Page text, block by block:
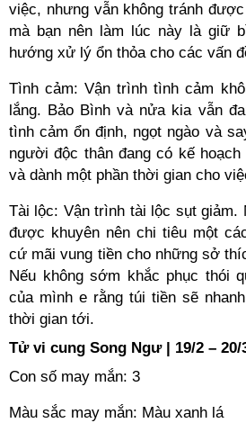
việc, nhưng vẫn không tránh
mà bạn nên làm lúc này là giữ
hướng xử lý ổn thỏa cho các vấn
Tình cảm: Vận trình tình cảm
lắng. Bảo Bình và nửa kia vẫn
tình cảm ổn định, ngọt ngào và
người độc thân đang có kế
và dành một phần thời gian cho
Tài lộc: Vận trình tài lộc sụt giảm.
được khuyên nên chi tiêu một
cứ mãi vung tiền cho những sở
Nếu không sớm khắc phục thói
của mình e rằng túi tiền sẽ
thời gian tới.
Tử vi cung Song Ngư | 19/2 – 20/
Con số may mắn: 3
Màu sắc may mắn: Màu xanh lá